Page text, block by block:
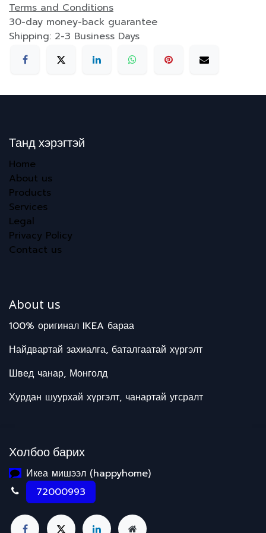
Terms and Conditions
30-day money-back guarantee
Shipping: 2-3 Business Days
Танд хэрэгтэй
Home
About us
Products
Services
Legal
Privacy Policy
Contact us
About us
100% оригинал IKEA бараа
Найдвартай захиалга, баталгаатай хүргэлт
Швед чанар, Монголд
Хурдан шуурхай хүргэлт, чанартай угсралт
Холбоо барих
Икеа мишээл (happyhome)
72000993